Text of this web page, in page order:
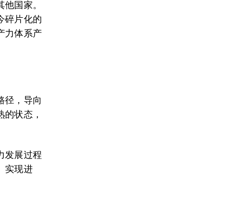
国家。
碎片化的
力体系产
径，导向
状态，
发展过程
实现进